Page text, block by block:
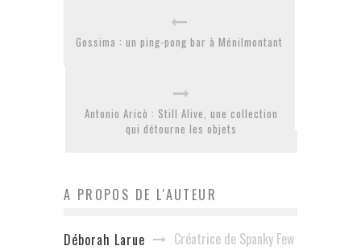
Gossima : un ping-pong bar à Ménilmontant
Antonio Aricò : Still Alive, une collection
qui détourne les objets
A PROPOS DE L'AUTEUR
Déborah Larue Créatrice de Spanky Few